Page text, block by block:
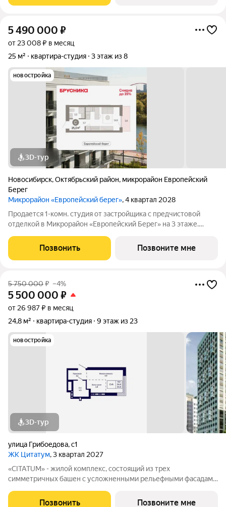
5 490 000 ₽
от 23 008 ₽ в месяц
25 м²
квартира-студия 3 этаж из 8
новостройка
3D-тур
Новосибирск,Октябрьский район, микрорайон Европейский
Берег
Микрорайон «Европейский берег», 4 квартал 2028
Продается 1-комн. студия от застройщика с предчистовой
отделкой в Микрорайон «Европейский Берег» на 3 этаже.
которых 5.75 кв.м. выделено под кухонную зону. Все окна
выходят на одну сторону. В
Позвонить Позвоните мне
5 750 000₽ –4%
5 500 000 ₽
от 26 987 ₽ в месяц
24,8 м²
квартира-студия 9 этаж из 23
новостройка
3D-тур
улица Грибоедова,с1
ЖК Цитатум, 3 квартал 2027
«CITATUM» - жилой комплекс, состоящий из трех
симметричных башен с усложненными рельефными фасадами
котором расположится просторное дизайнерское лобби с
Позвонить Позвоните мне